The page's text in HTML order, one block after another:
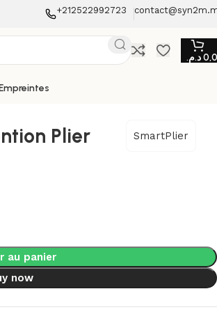
+212522992723
د.م.
Plier SmartPlier
au panier
now